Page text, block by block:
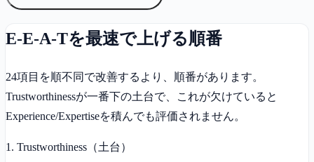
E-E-A-Tを最速で上げる順番
24項目を順不同で改善するより、順番があります。
Trustworthinessが一番下の土台で、これが欠けていると
Experience/Expertiseを積んでも評価されません。
1. Trustworthiness（土台）